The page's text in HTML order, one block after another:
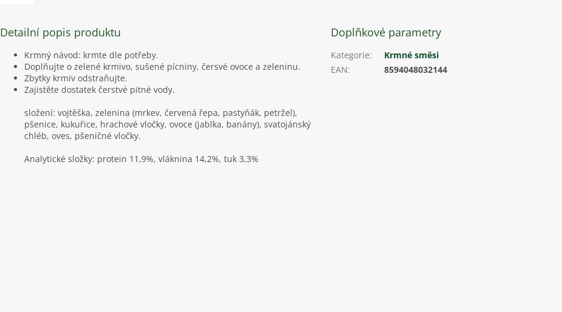
Detailní popis produktu
Krmný návod: krmte dle potřeby.
Doplňujte o zelené krmivo, sušené pícniny, čersvé ovoce a zeleninu.
Zbytky krmiv odstraňujte.
Zajistěte dostatek čerstvé pitné vody.
složení: vojtěška, zelenina (mrkev, červená řepa, pastyňák, petržel),
pšenice, kukuřice, hrachové vločky, ovoce (jablka, banány), svatojánský
chléb, oves, pšeničné vločky.
Analytické složky: protein 11,9%, vláknina 14,2%, tuk 3,3%
Doplňkové parametry
Kategorie:
Krmné směsi
EAN: 8594048032144